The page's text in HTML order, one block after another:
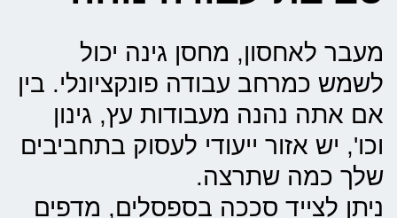
מעבר לאחסון, מחסן גינה יכול
לשמש כמרחב עבודה פונקציונלי. בין
אם אתה נהנה מעבודות עץ, גינון
וכו', יש אזור ייעודי לעסוק בתחביבים
שלך כמה שתרצה.
ניתן לצייד סככה בספסלים, מדפים